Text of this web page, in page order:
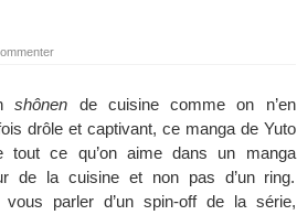
shônen de cuisine comme on n’en
drôle et captivant, ce manga de Yuto
tout ce qu’on aime dans un manga
de la cuisine et non pas d’un ring.
vous parler d’un spin-off de la série,